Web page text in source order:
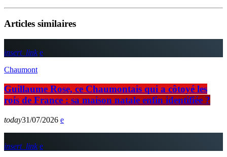
Articles similaires
insert_link
Chaumont
Guillaume Rose, ce Chaumontais qui a côtoyé les
rois de France : sa maison natale enfin identifiée ?
today31/07/2026
insert_link